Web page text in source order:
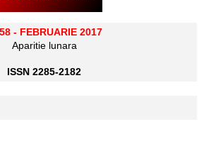
- FEBRUARIE 2017
Aparitie lunara
ISSN 2285-2182